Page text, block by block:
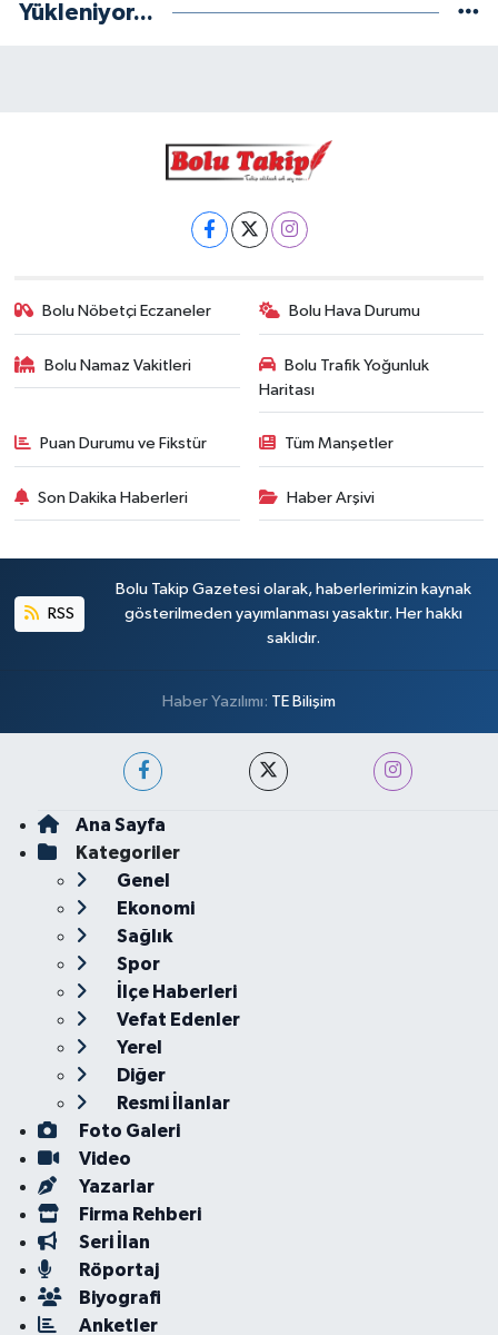
Yükleniyor...
Bolu Nöbetçi Eczaneler Bolu Hava Durumu
Bolu Namaz Vakitleri
Bolu Trafik Yoğunluk
Haritası
Puan Durumu ve Fikstür Tüm Manşetler
Son Dakika Haberleri Haber Arşivi
RSS
Bolu Takip Gazetesi olarak, haberlerimizin kaynak
gösterilmeden yayımlanması yasaktır. Her hakkı
saklıdır.
Haber Yazılımı: TE Bilişim
Ana Sayfa
Kategoriler
Genel
Ekonomi
Sağlık
Spor
İlçe Haberleri
Vefat Edenler
Yerel
Diğer
Resmi İlanlar
Foto Galeri
Video
Yazarlar
Firma Rehberi
Seri İlan
Röportaj
Biyografi
Anketler